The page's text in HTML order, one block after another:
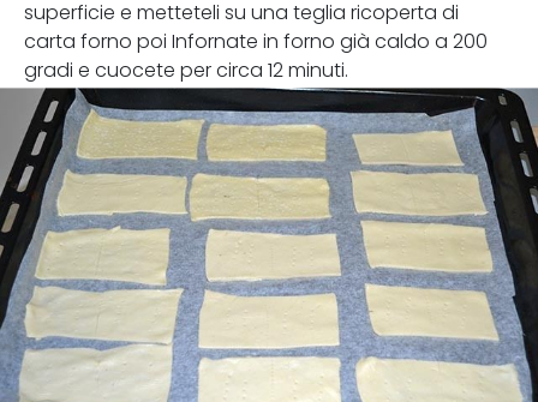
superficie e metteteli su una teglia ricoperta di
carta forno poi Infornate in forno già caldo a 200
gradi e cuocete per circa 12 minuti.